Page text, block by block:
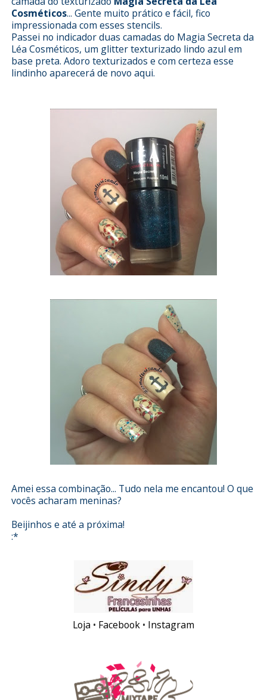
Cosméticos... Gente muito prático e fácil, fico
impressionada com esses stencils.
Passei no indicador duas camadas do Magia Secreta da
Léa Cosméticos, um glitter texturizado lindo azul em
base preta. Adoro texturizados e com certeza esse
lindinho aparecerá de novo aqui.
Amei essa combinação... Tudo nela me encantou! O que
vocês acharam meninas?
Beijinhos e até a próxima!
:*
Loja • Facebook• Instagram